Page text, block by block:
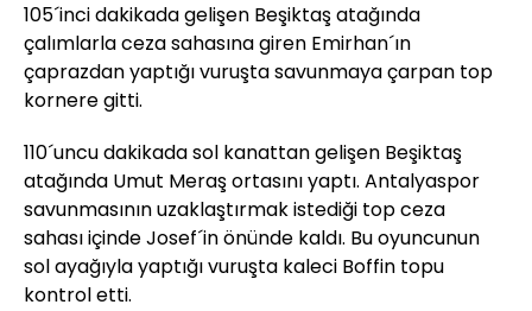
105´inci dakikada gelişen Beşiktaş atağında
çalımlarla ceza sahasına giren Emirhan´ın
çaprazdan yaptığı vuruşta savunmaya çarpan top
kornere gitti.
110´uncu dakikada sol kanattan gelişen Beşiktaş
atağında Umut Meraş ortasını yaptı. Antalyaspor
savunmasının uzaklaştırmak istediği top ceza
sahası içinde Josef´in önünde kaldı. Bu oyuncunun
sol ayağıyla yaptığı vuruşta kaleci Boffin topu
kontrol etti.